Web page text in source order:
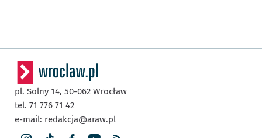
pl. Solny 14, 50-062 Wrocław
tel. 71 776 71 42
e-mail: redakcja@araw.pl